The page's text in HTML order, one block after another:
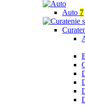
Auto 7